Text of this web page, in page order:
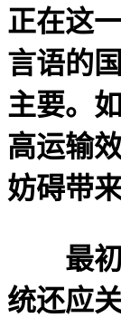
正在这
言语的
主要。
高运输
妨碍带
最初
统还应